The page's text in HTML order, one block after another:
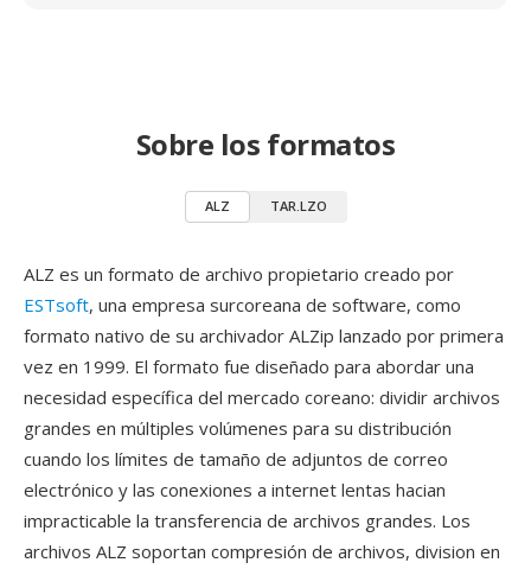
Sobre los formatos
ALZ TAR.LZO
ALZ es un formato de archivo propietario creado por
ESTsoft, una empresa surcoreana de software, como
formato nativo de su archivador ALZip lanzado por primera
vez en 1999. El formato fue diseñado para abordar una
necesidad específica del mercado coreano: dividir archivos
grandes en múltiples volúmenes para su distribución
cuando los límites de tamaño de adjuntos de correo
electrónico y las conexiones a internet lentas hacian
impracticable la transferencia de archivos grandes. Los
archivos ALZ soportan compresión de archivos, division en